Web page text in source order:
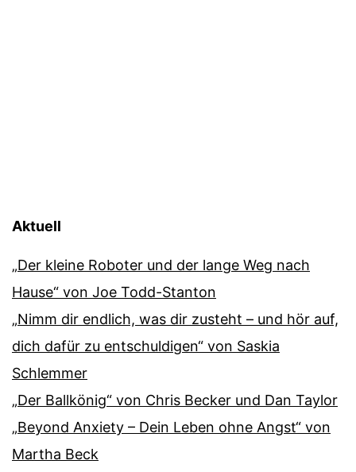
Aktuell
„Der kleine Roboter und der lange Weg nach
Hause“ von Joe Todd-Stanton
„Nimm dir endlich, was dir zusteht – und hör auf,
dich dafür zu entschuldigen“ von Saskia
Schlemmer
„Der Ballkönig“ von Chris Becker und Dan Taylor
„Beyond Anxiety – Dein Leben ohne Angst“ von
Martha Beck